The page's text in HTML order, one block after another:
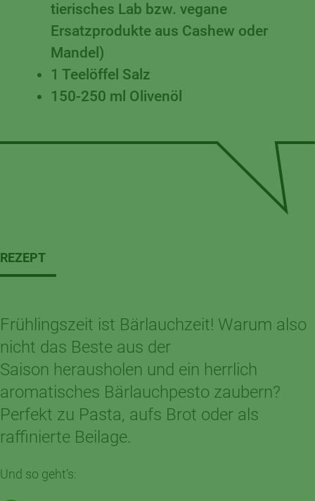
REZEPT
Frühlingszeit ist Bärlauchzeit! Warum also
nicht das Beste aus der
Saison herausholen und ein herrlich
aromatisches Bärlauchpesto zaubern?
Perfekt zu Pasta, aufs Brot oder als
raffinierte Beilage.
Und so geht’s:
tierisches Lab bzw. vegane
Ersatzprodukte aus Cashew oder
Mandel)
1 Teelöffel Salz
150-250 ml Olivenöl